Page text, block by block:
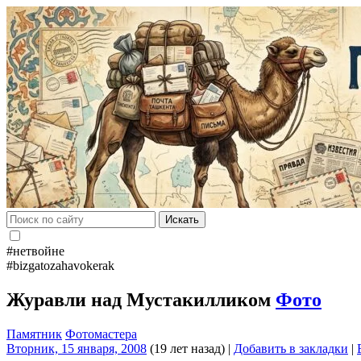
Искать
#нетвойне
#bizgatozahavokerak
Журавли над Мустакилликом Фото
Памятник Фотомастера
Вторник, 15 января, 2008 (19 лет назад) | Добавить в закладки |